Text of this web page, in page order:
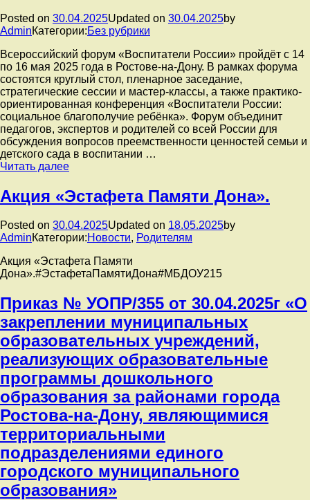
Posted on 30.04.2025Updated on 30.04.2025by
AdminКатегории:Без рубрики
Всероссийский форум «Воспитатели России» пройдёт с 14
по 16 мая 2025 года в Ростове-на-Дону. В рамках форума
состоятся круглый стол, пленарное заседание,
стратегические сессии и мастер-классы, а также практико-
ориентированная конференция «Воспитатели России:
социальное благополучие ребёнка». Форум объединит
педагогов, экспертов и родителей со всей России для
обсуждения вопросов преемственности ценностей семьи и
детского сада в воспитании …
Читать далееВсероссийский
«Воспитатели
России»
с
14
16
мая
года
в
Ростове-
на-
Дону.
Подробности
здесь
Акция «Эстафета Памяти Дона».
Posted on 30.04.2025Updated on 18.05.2025by
AdminКатегории:Новости, Родителям
Акция «Эстафета Памяти
Дона».#ЭстафетаПамятиДона#МБДОУ215
Приказ № УОПР/355 от 30.04.2025г «О
закреплении муниципальных
образовательных учреждений,
реализующих образовательные
программы дошкольного
образования за районами города
Ростова-на-Дону, являющимися
территориальными
подразделениями единого
городского муниципального
образования»